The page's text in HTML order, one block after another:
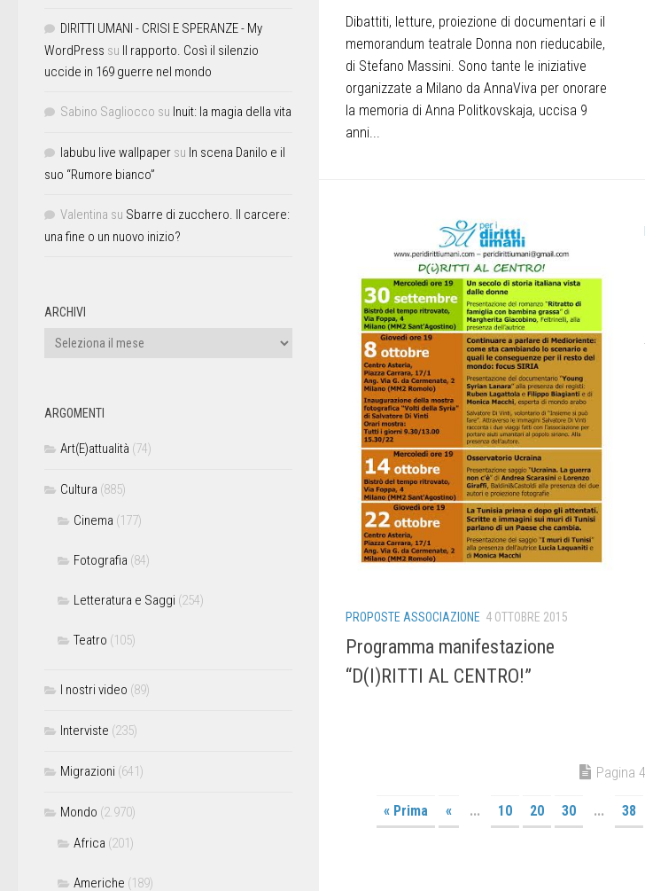
Dibattiti, letture, proiezione di documentari e il
memorandum teatrale Donna non rieducabile,
di Stefano Massini. Sono tante le iniziative
organizzate a Milano da AnnaViva per onorare
la memoria di Anna Politkovskaja, uccisa 9
anni...
PROPOSTE ASSOCIAZIONE 4 OTTOBRE 2015
Programma manifestazione
“D(I)RITTI AL CENTRO!”
Pagina
« Prima « ... 10 20 30 ... 38
DIRITTI UMANI - CRISI E SPERANZE - My
WordPress su Il rapporto. Così il silenzio
uccide in 169 guerre nel mondo
Sabino Sagliocco su Inuit: la magia della vita
labubu live wallpaper su In scena Danilo e il
suo “Rumore bianco”
Valentina su Sbarre di zucchero. Il carcere:
una fine o un nuovo inizio?
ARCHIVI
ARGOMENTI
Art(E)attualità (74)
Cultura (885)
Cinema (177)
Fotografia (84)
Letteratura e Saggi (254)
Teatro (105)
I nostri video (89)
Interviste (235)
Migrazioni (641)
Mondo (2.970)
Africa (201)
Americhe (189)